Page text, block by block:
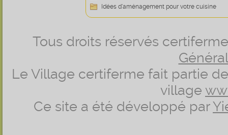
Idées d’aménagement pour votre cuisine
Tous droits réservés
Le Village certiferme fait partie
village
Ce site a été développé par